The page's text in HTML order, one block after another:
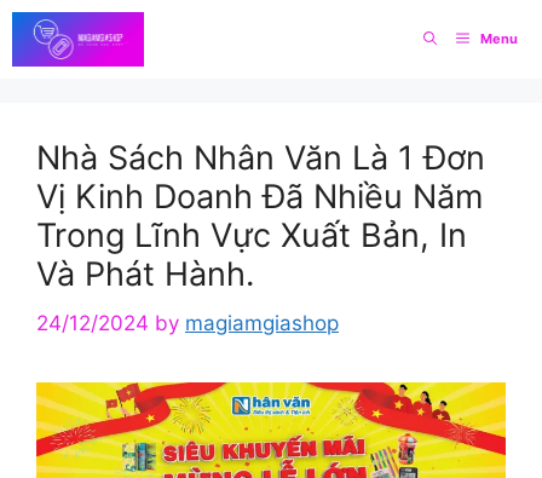
Skip
to
content
Menu
Nhà Sách Nhân Văn Là 1 Đơn
Vị Kinh Doanh Đã Nhiều Năm
Trong Lĩnh Vực Xuất Bản, In
Và Phát Hành.
24/12/2024 by magiamgiashop